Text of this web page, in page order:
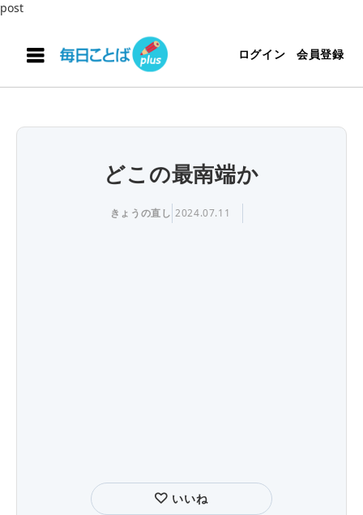
post
ログイン 会員登録
どこの最南端か
きょうの直し 2024.07.11
いいね